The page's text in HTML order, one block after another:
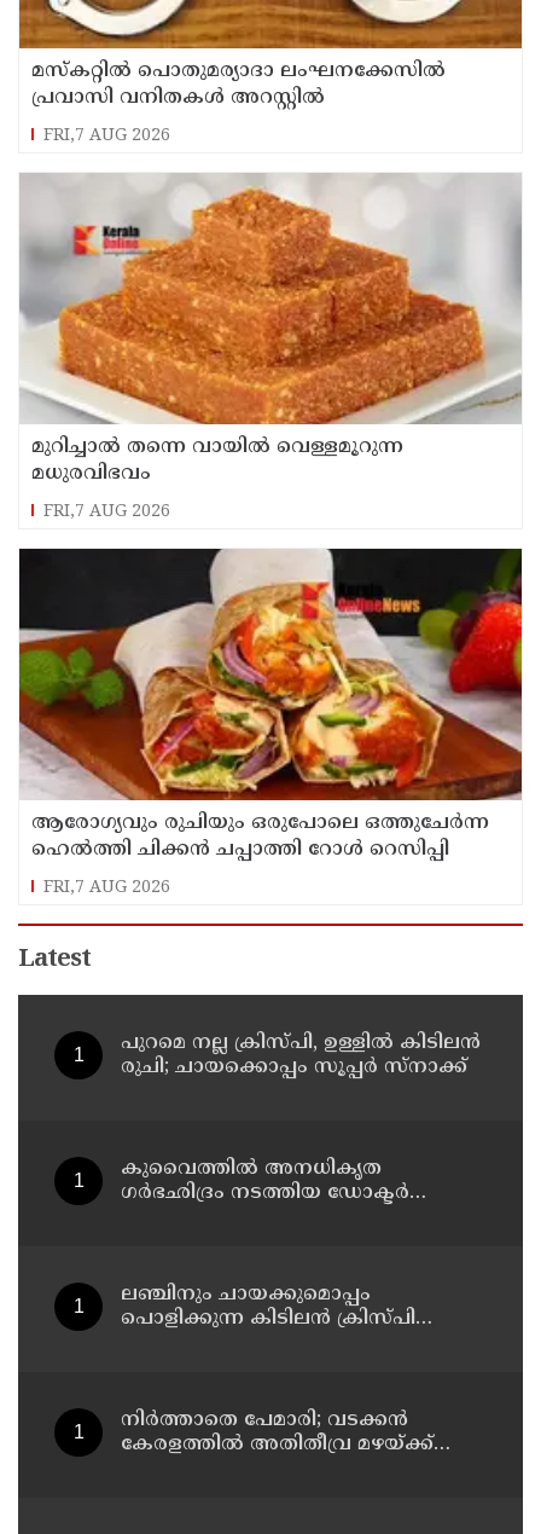
മസ്‌കറ്റില്‍ പൊതുമര്യാദാ ലംഘനക്കേസില്‍
പ്രവാസി വനിതകള്‍ അറസ്റ്റില്‍
FRI,7 AUG 2026
മുറിച്ചാൽ തന്നെ വായിൽ വെള്ളമൂറുന്ന
മധുരവിഭവം
FRI,7 AUG 2026
ആരോഗ്യവും രുചിയും ഒരുപോലെ ഒത്തുചേർന്ന
ഹെൽത്തി ചിക്കൻ ചപ്പാത്തി റോൾ റെസിപ്പി
FRI,7 AUG 2026
Latest
പുറമെ നല്ല ക്രിസ്പി, ഉള്ളിൽ കിടിലൻ
രുചി; ചായക്കൊപ്പം സൂപ്പർ സ്നാക്ക്
കുവൈത്തില്‍ അനധികൃത
ഗര്‍ഭഛിദ്രം നടത്തിയ ഡോക്ടര്‍
ലഞ്ചിനും ചായക്കുമൊപ്പം
പൊളിക്കുന്ന കിടിലൻ ക്രിസ്പി
നിർത്താതെ പേമാരി; വടക്കന്‍
കേരളത്തില്‍ അതിതീവ്ര മഴയ്ക്ക്